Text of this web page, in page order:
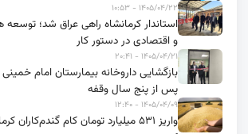
۱۴۰۵/۰۴/۲۲ - ۱۰:۵۳
استاندار کرمانشاه راهی عراق شد؛
و اقتصادی در دستور کار
۱۴۰۵/۰۴/۲۱ - ۲۰:۴۱
بازگشایی داروخانه بیمارستان امام
پس از پنج سال وقفه
۱۴۰۵/۰۴/۰۹ - ۱۲:۴۰
واریز ۵۳۱ میلیارد تومان کام